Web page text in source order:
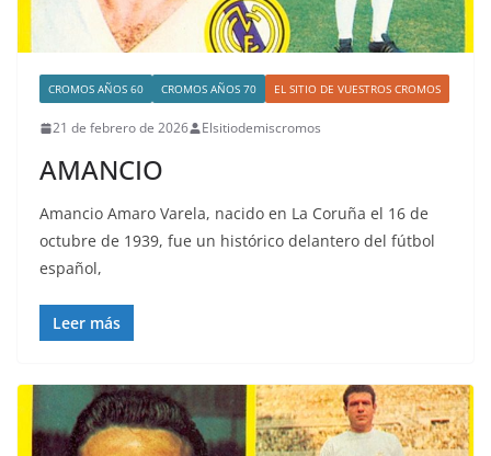
CROMOS AÑOS 60 CROMOS AÑOS 70 EL SITIO DE VUESTROS CROMOS
21 de febrero de 2026 Elsitiodemiscromos
AMANCIO
Amancio Amaro Varela, nacido en La Coruña el 16 de
octubre de 1939, fue un histórico delantero del fútbol
español,
Leer más